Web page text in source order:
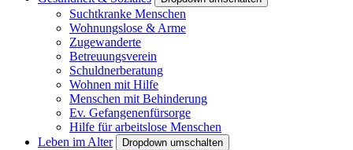
Suchtkranke Menschen
Wohnungslose & Arme
Zugewanderte
Betreuungsverein
Schuldnerberatung
Wohnen mit Hilfe
Menschen mit Behinderung
Ev. Gefangenenfürsorge
Hilfe für arbeitslose Menschen
Leben im Alter
Dropdown umschalten